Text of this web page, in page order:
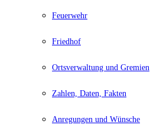
Feuerwehr
Friedhof
Ortsverwaltung und Gremien
Zahlen, Daten, Fakten
Anregungen und Wünsche